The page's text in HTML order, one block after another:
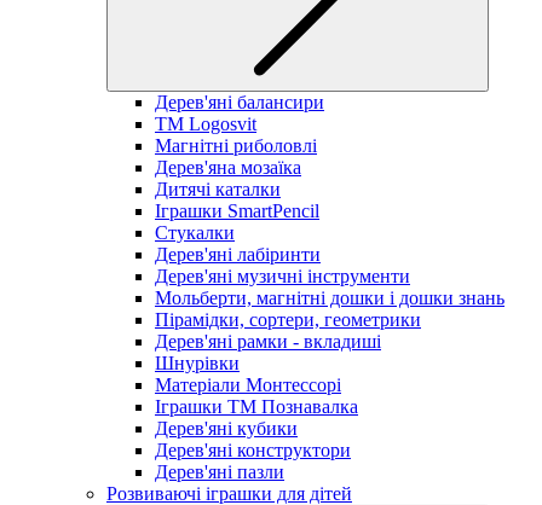
Дерев'яні балансири
TM Logosvit
Магнітні риболовлі
Дерев'яна мозаїка
Дитячі каталки
Іграшки SmartPencil
Стукалки
Дерев'яні лабіринти
Дерев'яні музичні інструменти
Мольберти, магнітні дошки і дошки знань
Пірамідки, сортери, геометрики
Дерев'яні рамки - вкладиші
Шнурівки
Матеріали Монтессорі
Іграшки ТМ Познавалка
Дерев'яні кубики
Дерев'яні конструктори
Дерев'яні пазли
Розвиваючі іграшки для дітей